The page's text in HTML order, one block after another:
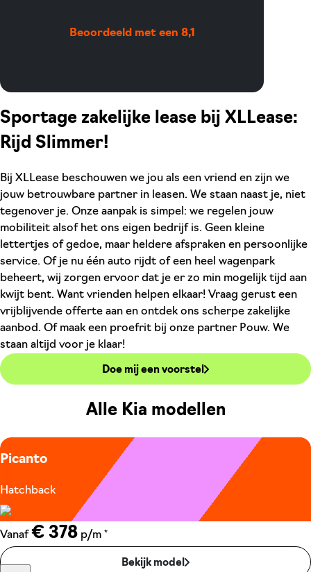
Sportage zakelijke lease bij XLLease:
Rijd Slimmer!
Bij XLLease beschouwen we jou als een vriend en zijn we
jouw betrouwbare partner in leasen. We staan naast je, niet
tegenover je. Onze aanpak is simpel: we regelen jouw
mobiliteit alsof het ons eigen bedrijf is. Geen kleine
lettertjes of gedoe, maar heldere afspraken en persoonlijke
service. Of je nu één auto rijdt of een heel wagenpark
beheert, wij zorgen ervoor dat je er zo min mogelijk tijd aan
kwijt bent. Want vrienden helpen elkaar! Vraag gerust een
vrijblijvende offerte aan en ontdek ons scherpe zakelijke
aanbod. Of maak een proefrit bij onze partner Pouw. We
staan altijd voor je klaar!
Doe mij een voorstel
Beoordeeld met een 8,1
Alle Kia modellen
Picanto
Hatchback
Vanaf € 378 p/m *
Bekijk model